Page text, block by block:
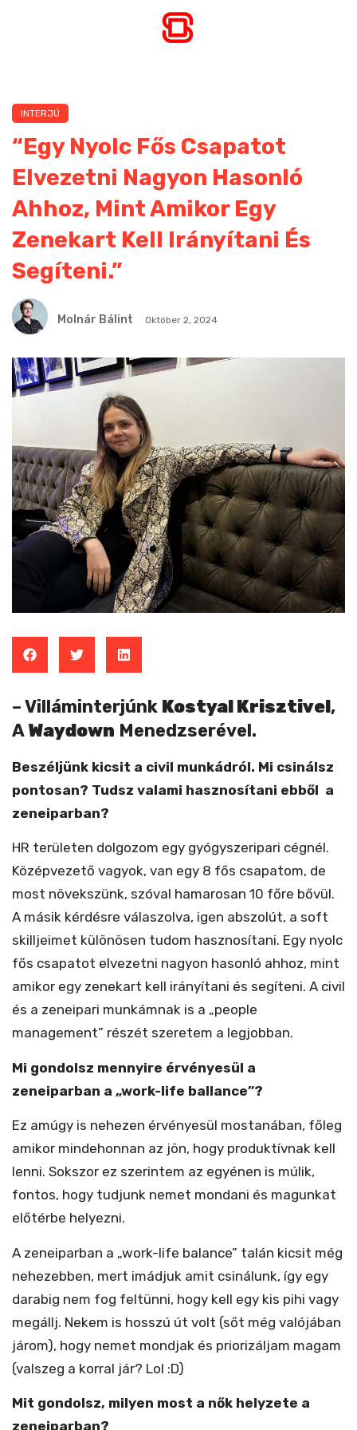
INTERJÚ
“Egy Nyolc Fős Csapatot
Elvezetni Nagyon Hasonló
Ahhoz, Mint Amikor Egy
Zenekart Kell Irányítani És
Segíteni.”
Molnár Bálint Október 2, 2024
– Villáminterjúnk Kostyal Krisztivel,
AWaydown Menedzserével.
Beszéljünk kicsit a civil munkádról. Mi csinálsz
pontosan? Tudsz valami hasznosítani ebből a
zeneiparban?
HR területen dolgozom egy gyógyszeripari cégnél.
Középvezető vagyok, van egy 8 fős csapatom, de
most növekszünk, szóval hamarosan 10 főre bővül.
A másik kérdésre válaszolva, igen abszolút, a soft
skilljeimet különösen tudom hasznosítani. Egy nyolc
fős csapatot elvezetni nagyon hasonló ahhoz, mint
amikor egy zenekart kell irányítani és segíteni. A civil
és a zeneipari munkámnak is a „people
management” részét szeretem a legjobban.
Mi gondolsz mennyire érvényesül a
zeneiparban a „work-life ballance”?
Ez amúgy is nehezen érvényesül mostanában, főleg
amikor mindehonnan az jön, hogy produktívnak kell
lenni. Sokszor ez szerintem az egyénen is múlik,
fontos, hogy tudjunk nemet mondani és magunkat
előtérbe helyezni.
A zeneiparban a „work-life balance” talán kicsit még
nehezebben, mert imádjuk amit csinálunk, így egy
darabig nem fog feltünni, hogy kell egy kis pihi vagy
megállj. Nekem is hosszú út volt (sőt még valójában
járom), hogy nemet mondjak és priorizáljam magam
(valszeg a korral jár? Lol :D)
Mit gondolsz, milyen most a nők helyzete a
zeneiparban?